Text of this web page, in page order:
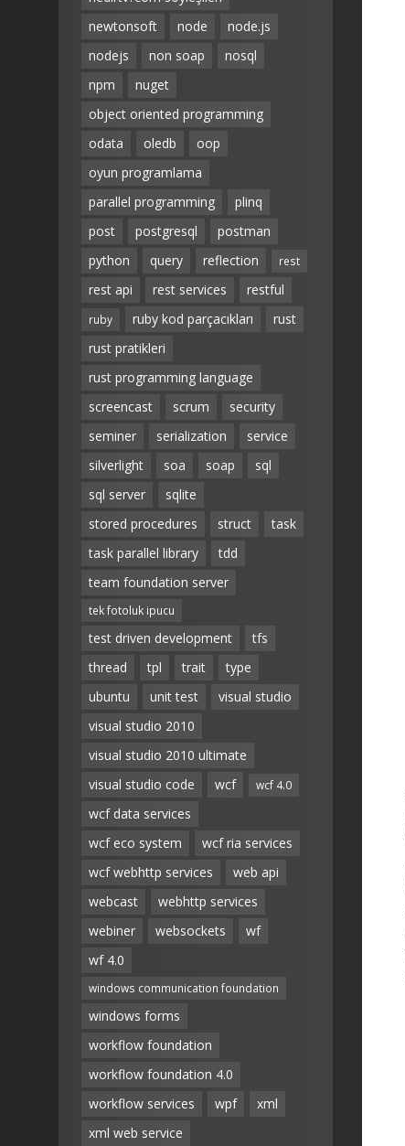
newtonsoft
node
node.js
nodejs
non soap
nosql
npm
nuget
object oriented programming
odata
oledb
oop
oyun programlama
parallel programming
plinq
post
postgresql
postman
python
query reflection rest
rest api rest services restful
ruby ruby kod parçacıkları
rust
rust pratikleri
rust programming language
screencast
scrum
security
seminer
serialization
service
silverlight
soa soap
sql
sql server
sqlite
stored procedures
struct
task
task parallel library
tdd
team foundation server
tek fotoluk ipucu
test driven development
tfs
thread
tpl trait
type
ubuntu
unit test
visual studio
visual studio 2010
visual studio 2010 ultimate
visual studio code
wcf wcf 4.0
wcf data services
wcf eco system
wcf ria services
wcf webhttp services
web api
webcast
webhttp services
webiner
websockets
wf
wf 4.0
windows communication foundation
windows forms
workflow foundation
workflow foundation 4.0
workflow services
wpf
xml
xml web service